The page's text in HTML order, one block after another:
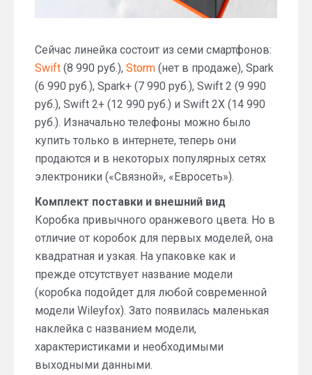
Сейчас линейка состоит из семи смартфонов:
Swift (8 990 руб.), Storm (нет в продаже), Spark
(6 990 руб.), Spark+ (7 990 руб.), Swift 2 (9 990
руб.), Swift 2+ (12 990 руб.) и Swift 2X (14 990
руб.). Изначально телефоны можно было
купить только в интернете, теперь они
продаются и в некоторых популярных сетях
электроники («Связной», «Евросеть»).
Комплект поставки и внешний вид
Коробка привычного оранжевого цвета. Но в
отличие от коробок для первых моделей, она
квадратная и узкая. На упаковке как и
прежде отсутствует название модели
(коробка подойдет для любой современной
модели Wileyfox). Зато появилась маленькая
наклейка с названием модели,
характеристиками и необходимыми
выходными данными.